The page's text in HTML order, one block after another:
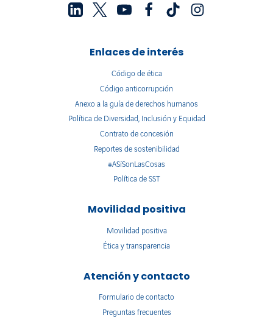
Enlaces de interés
Código de ética
Código anticorrupción
Anexo a la guía de derechos humanos
Política de Diversidad, Inclusión y Equidad
Contrato de concesión
Reportes de sostenibilidad
#ASíSonLasCosas
Política de SST
Movilidad positiva
Movilidad positiva
Ética y transparencia
Atención y contacto
Formulario de contacto
Preguntas frecuentes